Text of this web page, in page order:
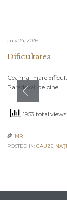
July 24, 2026
Dificultatea
Cea mai mare
Paradoxal, de bine…
1953 total views
 MR
POSTED IN: CAUZE